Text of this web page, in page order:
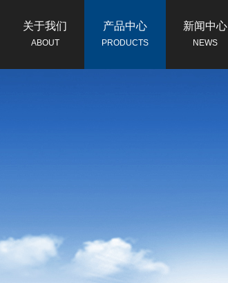
关于我们
ABOUT
产品中心
PRODUCTS
新闻中心
NEWS